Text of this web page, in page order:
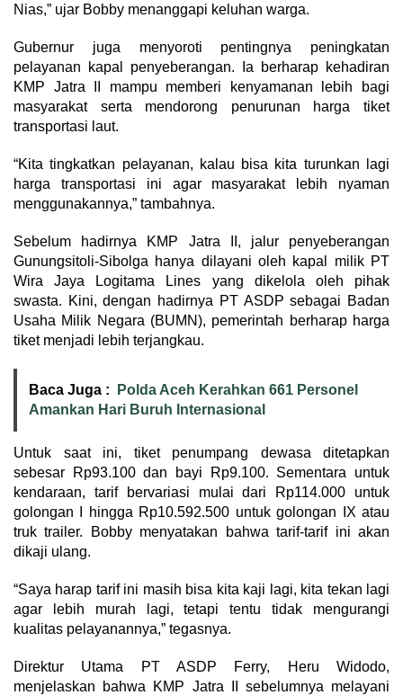
Nias,” ujar Bobby menanggapi keluhan warga.
Gubernur juga menyoroti pentingnya peningkatan
pelayanan kapal penyeberangan. Ia berharap kehadiran
KMP Jatra II mampu memberi kenyamanan lebih bagi
masyarakat serta mendorong penurunan harga tiket
transportasi laut.
“Kita tingkatkan pelayanan, kalau bisa kita turunkan lagi
harga transportasi ini agar masyarakat lebih nyaman
menggunakannya,” tambahnya.
Sebelum hadirnya KMP Jatra II, jalur penyeberangan
Gunungsitoli-Sibolga hanya dilayani oleh kapal milik PT
Wira Jaya Logitama Lines yang dikelola oleh pihak
swasta. Kini, dengan hadirnya PT ASDP sebagai Badan
Usaha Milik Negara (BUMN), pemerintah berharap harga
tiket menjadi lebih terjangkau.
Baca Juga :
Polda Aceh Kerahkan 661 Personel
Amankan Hari Buruh Internasional
Untuk saat ini, tiket penumpang dewasa ditetapkan
sebesar Rp93.100 dan bayi Rp9.100. Sementara untuk
kendaraan, tarif bervariasi mulai dari Rp114.000 untuk
golongan I hingga Rp10.592.500 untuk golongan IX atau
truk trailer. Bobby menyatakan bahwa tarif-tarif ini akan
dikaji ulang.
“Saya harap tarif ini masih bisa kita kaji lagi, kita tekan lagi
agar lebih murah lagi, tetapi tentu tidak mengurangi
kualitas pelayanannya,” tegasnya.
Direktur Utama PT ASDP Ferry, Heru Widodo,
menjelaskan bahwa KMP Jatra II sebelumnya melayani